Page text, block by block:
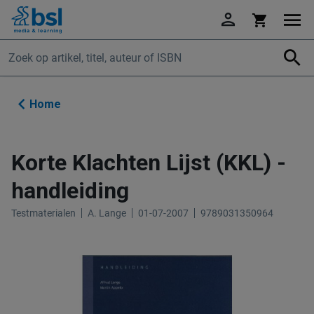
Ga
naar
de
inhoud
€ 81,95
Home
Korte Klachten Lijst (KKL) -
handleiding
Testmaterialen A. Lange 01-07-2007 9789031350964